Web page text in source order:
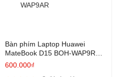
Bàn phím Laptop Huawei
MateBook D15 BOH-WAP9R
WAE9P BOHRK-WAP9AR
600.000₫